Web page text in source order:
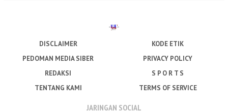
DISCLAIMER
KODE ETIK
PEDOMAN MEDIA SIBER
PRIVACY POLICY
REDAKSI
S P O R T S
TENTANG KAMI
TERMS OF SERVICE
JARINGAN SOCIAL